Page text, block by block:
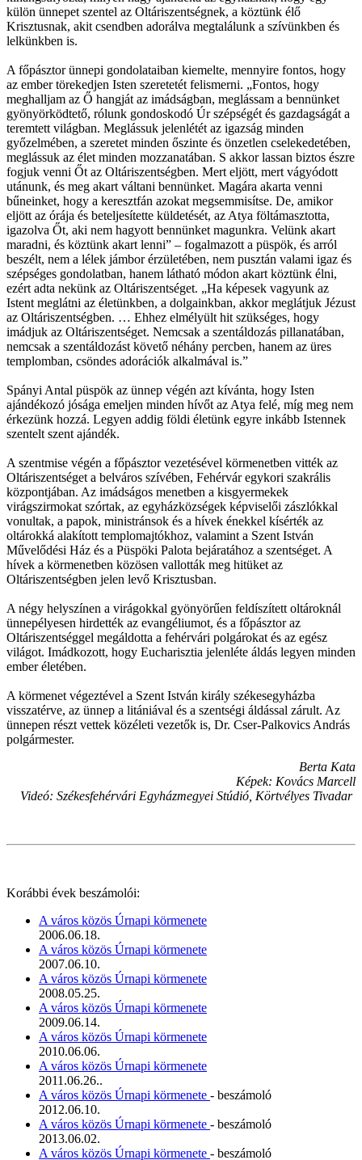
külön ünnepet szentel az Oltáriszentségnek, a köztünk élő
Krisztusnak, akit csendben adorálva megtalálunk a szívünkben és
lelkünkben is.
A főpásztor ünnepi gondolataiban kiemelte, mennyire fontos, hogy
az ember törekedjen Isten szeretetét felismerni. „Fontos, hogy
meghalljam az Ő hangját az imádságban, meglássam a bennünket
gyönyörködtető, rólunk gondoskodó Úr szépségét és gazdagságát a
teremtett világban. Meglássuk jelenlétét az igazság minden
győzelmében, a szeretet minden őszinte és önzetlen cselekedetében,
meglássuk az élet minden mozzanatában. S akkor lassan biztos észre
fogjuk venni Őt az Oltáriszentségben. Mert eljött, mert vágyódott
utánunk, és meg akart váltani bennünket. Magára akarta venni
bűneinket, hogy a keresztfán azokat megsemmisítse. De, amikor
eljött az órája és beteljesítette küldetését, az Atya föltámasztotta,
igazolva Őt, aki nem hagyott bennünket magunkra. Velünk akart
maradni, és köztünk akart lenni” – fogalmazott a püspök, és arról
beszélt, nem a lélek jámbor érzületében, nem pusztán valami igaz és
szépséges gondolatban, hanem látható módon akart köztünk élni,
ezért adta nekünk az Oltáriszentséget. „Ha képesek vagyunk az
Istent meglátni az életünkben, a dolgainkban, akkor meglátjuk Jézust
az Oltáriszentségben. … Ehhez elmélyült hit szükséges, hogy
imádjuk az Oltáriszentséget. Nemcsak a szentáldozás pillanatában,
nemcsak a szentáldozást követő néhány percben, hanem az üres
templomban, csöndes adorációk alkalmával is.”
Spányi Antal püspök az ünnep végén azt kívánta, hogy Isten
ajándékozó jósága emeljen minden hívőt az Atya felé, míg meg nem
érkezünk hozzá. Legyen addig földi életünk egyre inkább Istennek
szentelt szent ajándék.
A szentmise végén a főpásztor vezetésével körmenetben vitték az
Oltáriszentséget a belváros szívében, Fehérvár egykori szakrális
központjában. Az imádságos menetben a kisgyermekek
virágszirmokat szórtak, az egyházközségek képviselői zászlókkal
vonultak, a papok, ministránsok és a hívek énekkel kísérték az
oltárokká alakított templomajtókhoz, valamint a Szent István
Művelődési Ház és a Püspöki Palota bejáratához a szentséget. A
hívek a körmenetben közösen vallották meg hitüket az
Oltáriszentségben jelen levő Krisztusban.
A négy helyszínen a virágokkal gyönyörűen feldíszített oltároknál
ünnepélyesen hirdették az evangéliumot, és a főpásztor az
Oltáriszentséggel megáldotta a fehérvári polgárokat és az egész
világot. Imádkozott, hogy Eucharisztia jelenléte áldás legyen minden
ember életében.
A körmenet végeztével a Szent István király székesegyházba
visszatérve, az ünnep a litániával és a szentségi áldással zárult. Az
ünnepen részt vettek közéleti vezetők is, Dr. Cser-Palkovics András
polgármester.
Berta Kata
Képek: Kovács Marcell
Videó: Székesfehérvári Egyházmegyei Stúdió, Körtvélyes Tivadar
Korábbi évek beszámolói:
A város közös Úrnapi körmenete
2006.06.18.
A város közös Úrnapi körmenete
2007.06.10.
A város közös Úrnapi körmenete
2008.05.25.
A város közös Úrnapi körmenete
2009.06.14.
A város közös Úrnapi körmenete
2010.06.06.
A város közös Úrnapi körmenete
2011.06.26..
A város közös Úrnapi körmenete - beszámoló
2012.06.10.
A város közös Úrnapi körmenete - beszámoló
2013.06.02.
A város közös Úrnapi körmenete - beszámoló